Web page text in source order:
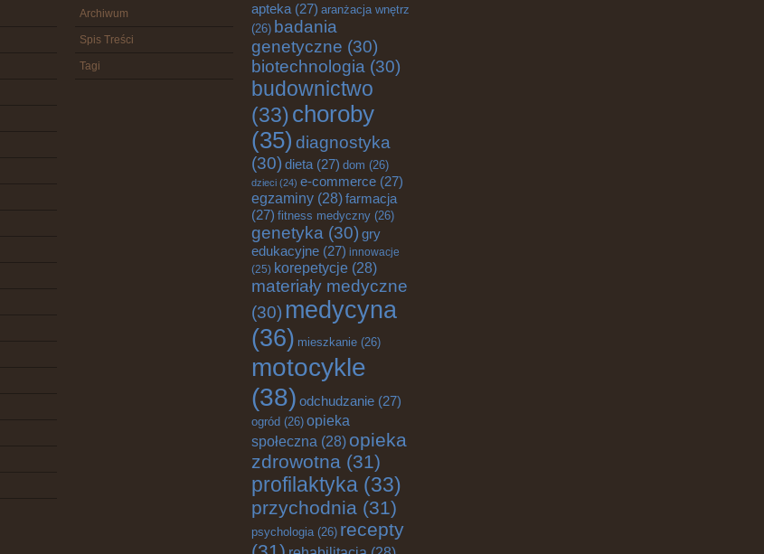
Archiwum
Spis Treści
Tagi
apteka (27) aranżacja wnętrz
(26) badania
genetyczne (30)
biotechnologia (30)
budownictwo
(33)choroby
(35) diagnostyka
(30) dieta (27) dom (26)
dzieci (24) e-commerce (27)
egzaminy (28)farmacja
(27) fitness medyczny (26)
genetyka (30) gry
edukacyjne (27) innowacje
(25) korepetycje (28)
materiały medyczne
(30) medycyna
(36) mieszkanie (26)
motocykle
(38) odchudzanie (27)
ogród (26) opieka
społeczna (28) opieka
zdrowotna (31)
profilaktyka (33)
przychodnia (31)
psychologia(26) recepty